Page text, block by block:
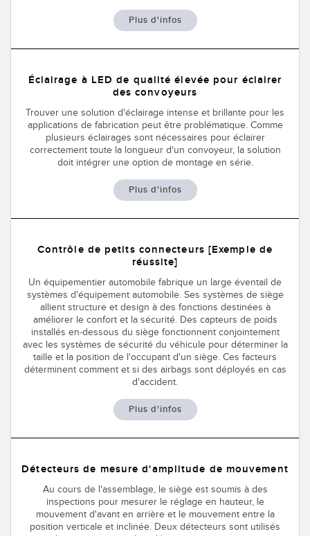
Plus d'infos
Éclairage à LED de qualité élevée pour éclairer
des convoyeurs
Trouver une solution d'éclairage intense et brillante pour les
applications de fabrication peut être problématique. Comme
plusieurs éclairages sont nécessaires pour éclairer
correctement toute la longueur d'un convoyeur, la solution
doit intégrer une option de montage en série.
Plus d'infos
Contrôle de petits connecteurs [Exemple de
réussite]
Un équipementier automobile fabrique un large éventail de
systèmes d'équipement automobile. Ses systèmes de siège
allient structure et design à des fonctions destinées à
améliorer le confort et la sécurité. Des capteurs de poids
installés en-dessous du siège fonctionnent conjointement
avec les systèmes de sécurité du véhicule pour déterminer la
taille et la position de l'occupant d'un siège. Ces facteurs
déterminent comment et si des airbags sont déployés en cas
d'accident.
Plus d'infos
Détecteurs de mesure d'amplitude de mouvement
Au cours de l'assemblage, le siège est soumis à des
inspections pour mesurer le réglage en hauteur, le
mouvement d'avant en arrière et le mouvement entre la
position verticale et inclinée. Deux détecteurs sont utilisés